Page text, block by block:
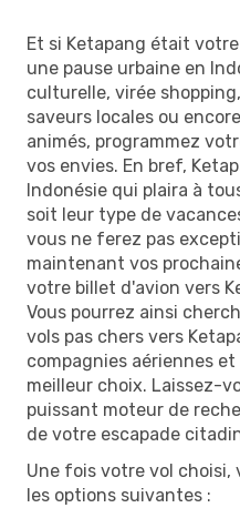
Et si Ketapang était
une pause urbaine en
culturelle, virée
saveurs locales ou
animés, programmez
vos envies. En bref,
Indonésie qui plaira à
soit leur type de
vous ne ferez pas
maintenant vos
votre billet d'avion vers
Vous pourrez ainsi
vols pas chers vers
compagnies aériennes
meilleur choix. Laissez-
puissant moteur de
de votre escapade
Une fois votre vol choisi,
les options suivantes :